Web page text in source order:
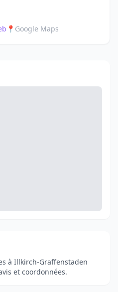
📍 Google Maps
à Illkirch-Graffenstaden
et coordonnées.